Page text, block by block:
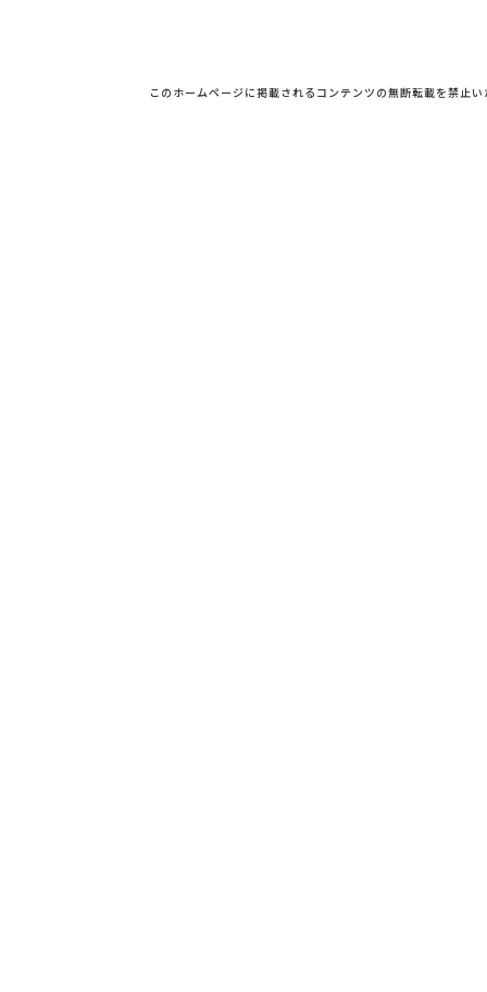
このホームページに掲載されるコンテンツの無断転載を禁止い